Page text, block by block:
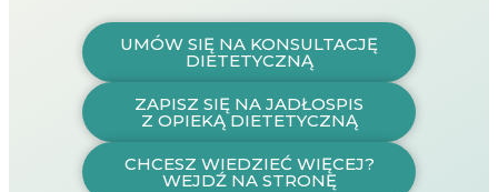
UMÓW SIĘ NA KONSULTACJĘ
DIETETYCZNĄ
ZAPISZ SIĘ NA JADŁOSPIS
Z OPIEKĄ DIETETYCZNĄ
CHCESZ WIEDZIEĆ WIĘCEJ?
WEJDŹ NA STRONĘ